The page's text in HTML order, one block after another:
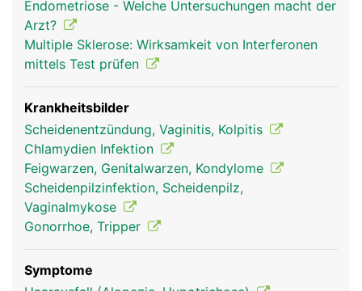
Endometriose - Welche Untersuchungen macht der
Arzt?
Multiple Sklerose: Wirksamkeit von Interferonen
mittels Test prüfen
Krankheitsbilder
Scheidenentzündung, Vaginitis, Kolpitis
Chlamydien Infektion
Feigwarzen, Genitalwarzen, Kondylome
Scheidenpilzinfektion, Scheidenpilz,
Vaginalmykose
Gonorrhoe, Tripper
Symptome